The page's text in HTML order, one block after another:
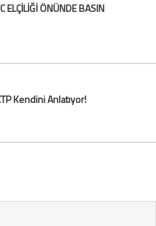
ELÇİLİĞİ ÖNÜNDE BASIN
Kendini Anlatıyor!